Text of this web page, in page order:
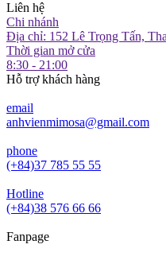
Liên hệ
Chi nhánh
Địa chỉ: 152 Lê Trọng Tấn,
Thời gian mở cửa
8:30 - 21:00
Hỗ trợ khách hàng
email
anhvienmimosa@gmail.com
phone
(+84)37 785 55 55
Hotline
(+84)38 576 66 66
Fanpage